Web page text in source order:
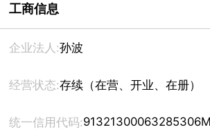
工商信息
企业法人:孙波
经营状态:存续（在营、开业、在册）
统一信用代码:91321300063285306M